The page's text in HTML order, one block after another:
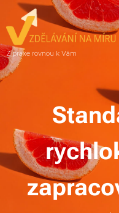
Z praxe rovnou k Vám